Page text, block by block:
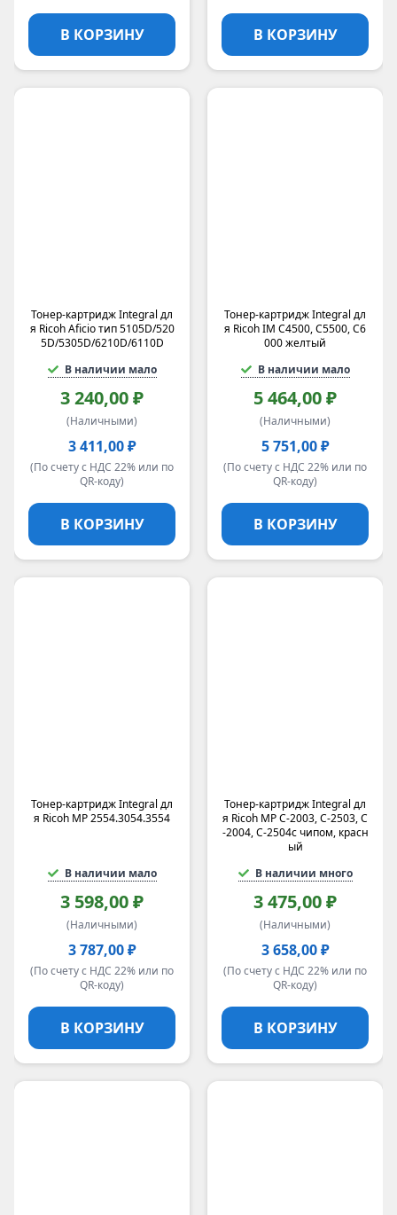
В КОРЗИНУ В КОРЗИНУ
Тонер-картридж Integral дл
я Ricoh Aficio тип 5105D/520
5D/5305D/6210D/6110D
В наличии мало
3 240,00 ₽
(Наличными)
3 411,00 ₽
(По счету с НДС 22% или по
QR-коду)
В КОРЗИНУ
Тонер-картридж Integral дл
я Ricoh IM C4500, C5500, C6
000 желтый
В наличии мало
5 464,00 ₽
(Наличными)
5 751,00 ₽
(По счету с НДС 22% или по
QR-коду)
В КОРЗИНУ
Тонер-картридж Integral дл
я Ricoh MP 2554.3054.3554
В наличии мало
3 598,00 ₽
(Наличными)
3 787,00 ₽
(По счету с НДС 22% или по
QR-коду)
В КОРЗИНУ
Тонер-картридж Integral дл
я Ricoh MP C-2003, C-2503, C
-2004, C-2504с чипом, красн
ый
В наличии много
3 475,00 ₽
(Наличными)
3 658,00 ₽
(По счету с НДС 22% или по
QR-коду)
В КОРЗИНУ